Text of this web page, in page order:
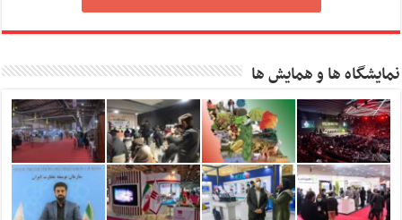
نمایشگاه ها و همایش ها